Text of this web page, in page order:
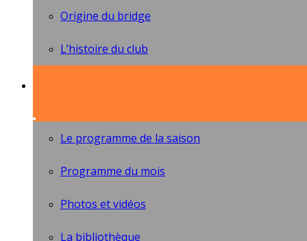
Origine du bridge
L’histoire du club
Le programme de la saison
Programme du mois
Photos et vidéos
La bibliothèque